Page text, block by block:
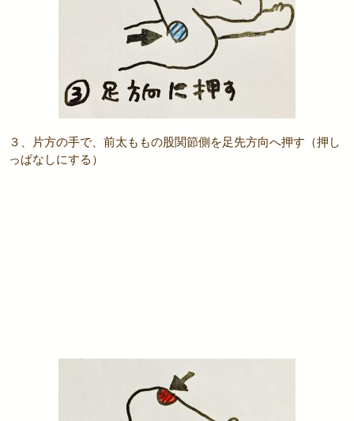
３、片方の手で、前太ももの股関節側を足先方向へ押す（押し
っぱなしにする）